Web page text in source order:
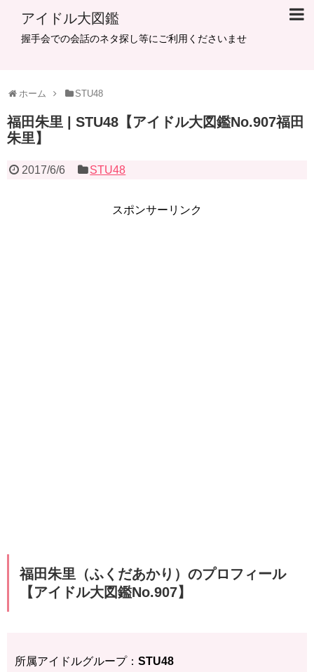
アイドル大図鑑
握手会での会話のネタ探し等にご利用くださいませ
ホーム STU48
福田朱里 | STU48【アイドル大図鑑No.907福田
朱里】
2017/6/6 STU48
スポンサーリンク
福田朱里（ふくだあかり）のプロフィール
【アイドル大図鑑No.907】
所属アイドルグループ： STU48